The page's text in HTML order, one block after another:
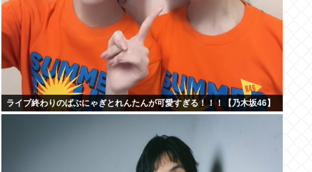
ライブ終わりのばぶにゃぎとれんたんが可愛すぎる！！！【乃木坂46】